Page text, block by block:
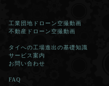
工業団地ドローン空撮動画
不動産ドローン空撮動画
タイへの工場進出の基礎知識
サービス案内
お問い合わせ
FAQ